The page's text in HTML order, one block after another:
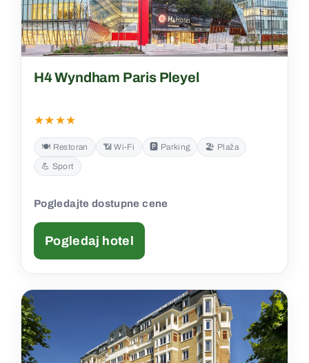
H4 Wyndham Paris Pleyel
★★★★
🍽️ Restoran 📶 Wi‑Fi 🅿️ Parking
🏖️ Plaža
💪 Sport
Pogledajte dostupne cene
Pogledaj hotel